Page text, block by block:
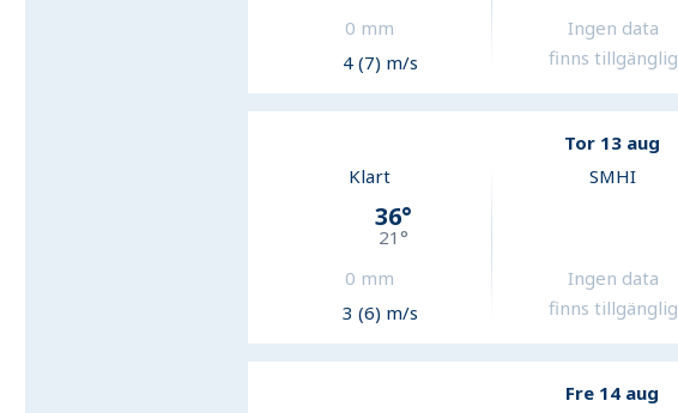
0 mm
4 (7) m/s
Ingen data
finns tillgänglig
Tor 13 aug
Klart
36°
21 °
0 mm
3 (6) m/s
SMHI
Ingen data
finns tillgänglig
Fre 14 aug